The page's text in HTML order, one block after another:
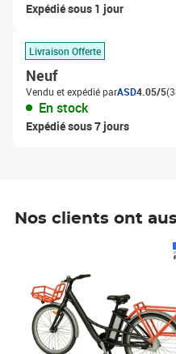
Expédié sous 1 jour
Livraison Offerte
Neuf
Vendu et expédié parASD4.05/5
En stock
Expédié sous 7 jours
Nos clients ont